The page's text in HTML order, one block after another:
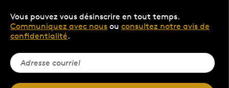
Vous pouvez vous désinscrire en tout temps.
Communiquez avec nous ou consultez notre avis de
confidentialité.